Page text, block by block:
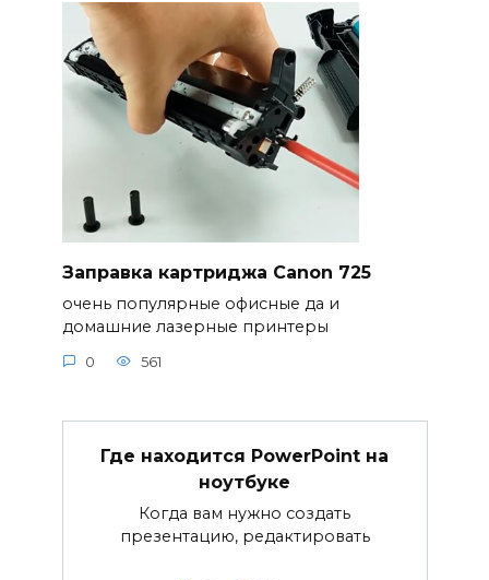
Заправка картриджа Canon 725
очень популярные офисные да и
домашние лазерные принтеры
0 561
Где находится PowerPoint на
ноутбуке
Когда вам нужно создать
презентацию, редактировать